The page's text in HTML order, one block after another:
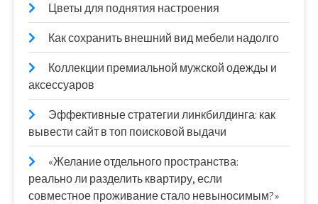
Цветы для поднятия настроения
Как сохранить внешний вид мебели надолго
Коллекции премиальной мужской одежды и
аксессуаров
Эффективные стратегии линкбилдинга: как
вывести сайт в топ поисковой выдачи
«Желание отдельного пространства:
реально ли разделить квартиру, если
совместное проживание стало невыносимым?»